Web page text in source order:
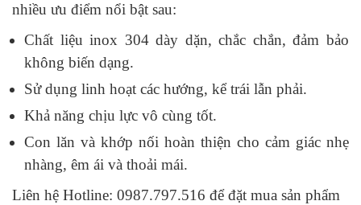
nhiều ưu điểm nổi bật sau:
Chất liệu inox 304 dày dặn, chắc chắn, đảm bảo
không biến dạng.
Sử dụng linh hoạt các hướng, kể trái lẫn phải.
Khả năng chịu lực vô cùng tốt.
Con lăn và khớp nối hoàn thiện cho cảm giác nhẹ
nhàng, êm ái và thoải mái.
Liên hệ Hotline: 0987.797.516 để đặt mua sản phẩm